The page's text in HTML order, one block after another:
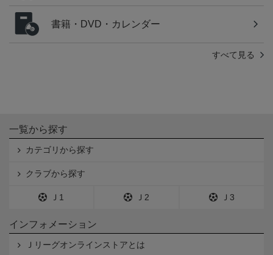
書籍・DVD・カレンダー
すべて見る
一覧から探す
カテゴリから探す
クラブから探す
Ｊ1 Ｊ2 Ｊ3
インフォメーション
Ｊリーグオンラインストアとは